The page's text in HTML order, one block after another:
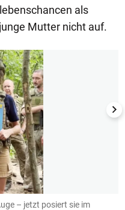
als
Mutter nicht auf.
– jetzt posiert sie im